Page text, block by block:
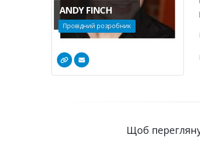
ANDY FINCH
Провідний розробник
Щоб